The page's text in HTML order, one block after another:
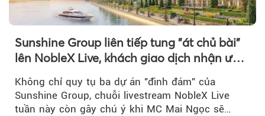
Sunshine Group liên tiếp tung "át chủ bài"
lên NobleX Live, khách giao dịch nhận ưu
Không chỉ quy tụ ba dự án "đình đám" của
Sunshine Group, chuỗi livestream NobleX Live
tuần này còn gây chú ý khi MC Mai Ngọc sẽ